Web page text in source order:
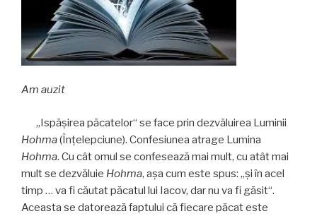
Am auzit
„Ispăşirea păcatelor“ se face prin dezvăluirea Luminii
Hohma(Înţelepciune). Confesiunea atrage Lumina
Hohma. Cu cât omul se confesează mai mult, cu atât mai
mult se dezvăluie Hohma, aşa cum este spus: „şi în acel
timp … va fi căutat păcatul lui Iacov, dar nu va fi găsit“.
Aceasta se datorează faptului că fiecare păcat este